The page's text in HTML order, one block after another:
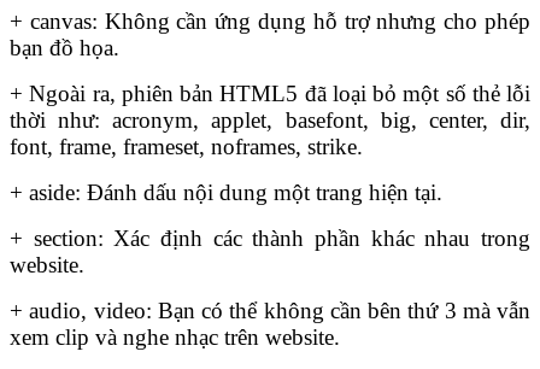
+ canvas: Không cần ứng dụng hỗ trợ nhưng cho phép
bạn đồ họa.
+ Ngoài ra, phiên bản HTML5 đã loại bỏ một số thẻ lỗi
thời như: acronym, applet, basefont, big, center, dir,
font, frame, frameset, noframes, strike.
+ aside: Đánh dấu nội dung một trang hiện tại.
+ section: Xác định các thành phần khác nhau trong
website.
+ audio, video: Bạn có thể không cần bên thứ 3 mà vẫn
xem clip và nghe nhạc trên website.